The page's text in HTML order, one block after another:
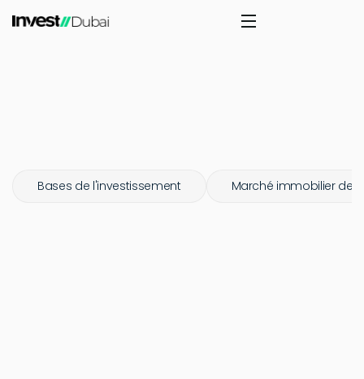
Bases de l'investissement Marché immobilier de